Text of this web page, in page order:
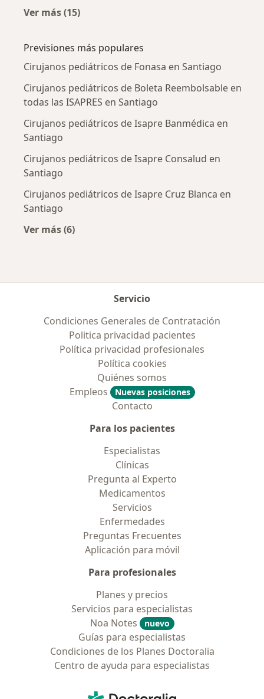
Ver más (15)
Previsiones más populares
Cirujanos pediátricos de Fonasa en Santiago
Cirujanos pediátricos de Boleta Reembolsable en
todas las ISAPRES en Santiago
Cirujanos pediátricos de Isapre Banmédica en
Santiago
Cirujanos pediátricos de Isapre Consalud en
Santiago
Cirujanos pediátricos de Isapre Cruz Blanca en
Santiago
Ver más (6)
Servicio
Condiciones Generales de Contratación
Politica privacidad pacientes
Política privacidad profesionales
Política cookies
Quiénes somos
Empleos
Nuevas posiciones
Contacto
Para los pacientes
Especialistas
Clínicas
Pregunta al Experto
Medicamentos
Servicios
Enfermedades
Preguntas Frecuentes
Aplicación para móvil
Para profesionales
Planes y precios
Servicios para especialistas
Noa Notes
nuevo
Guías para especialistas
Condiciones de los Planes Doctoralia
Centro de ayuda para especialistas
Doctoralia - Página de inicio